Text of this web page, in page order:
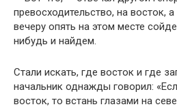
превосходительство, на восток,
вечеру опять на этом месте
нибудь и найдем.
Стали искать, где восток и где
начальник однажды говорил:
восток, то встань глазами на